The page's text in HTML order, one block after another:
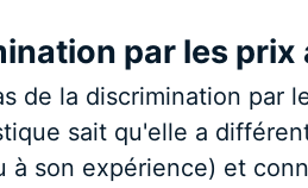
par les prix
de la discrimination par
sait qu'elle a
à son expérience) et